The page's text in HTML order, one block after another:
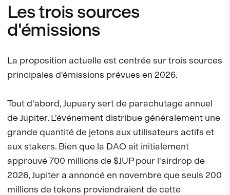
Les trois sources
d'émissions
La proposition actuelle est centrée sur trois sources
principales d'émissions prévues en 2026.
Tout d'abord, Jupuary sert de parachutage annuel
de Jupiter. L'événement distribue généralement une
grande quantité de jetons aux utilisateurs actifs et
aux stakers. Bien que la DAO ait initialement
approuvé 700 millions de $JUP pour l'airdrop de
2026, Jupiter a annoncé en novembre que seuls 200
millions de tokens proviendraient de cette